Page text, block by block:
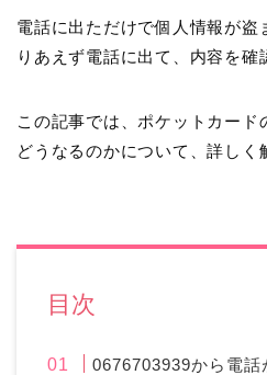
電話に出ただけで個人情報が盗
りあえず電話に出て、内容を確
この記事では、ポケットカード
どうなるのかについて、詳しく
目次
0676703939から電話